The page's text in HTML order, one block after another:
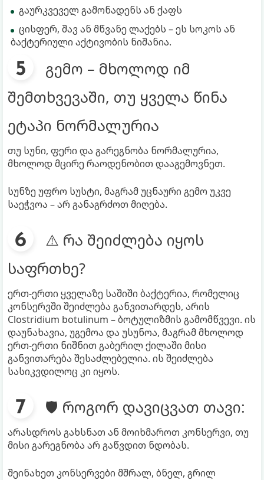
გაურკვეველ გამონადენს ან ქაფს
ცისფერ, შავ ან მწვანე ლაქებს – ეს სოკოს ან
ბაქტერიული აქტივობის ნიშანია.
გემო – მხოლოდ იმ
შემთხვევაში, თუ ყველა წინა
ეტაპი ნორმალურია
თუ სუნი, ფერი და გარეგნობა ნორმალურია,
მხოლოდ მცირე რაოდენობით დააგემოვნეთ.
სუნზე უფრო სუსტი, მაგრამ უცნაური გემო უკვე
საეჭვოა – არ განაგრძოთ მიღება.
⚠️ რა შეიძლება იყოს
საფრთხე?
ერთ-ერთი ყველაზე საშიში ბაქტერია, რომელიც
კონსერვში შეიძლება განვითარდეს, არის
Clostridium botulinum – ბოტულიზმის გამომწვევი. ის
დაუნახავია, უგემოა და უსუნოა, მაგრამ მხოლოდ
ერთ-ერთი ნიშნით გაბერილ ქილაში მისი
განვითარება შესაძლებელია. ის შეიძლება
სასიკვდილოც კი იყოს.
🛡️ როგორ დავიცვათ თავი:
არასდროს გახსნათ ან მოიხმაროთ კონსერვი, თუ
მისი გარეგნობა არ გაწვდით ნდობას.
შეინახეთ კონსერვები მშრალ, ბნელ, გრილ